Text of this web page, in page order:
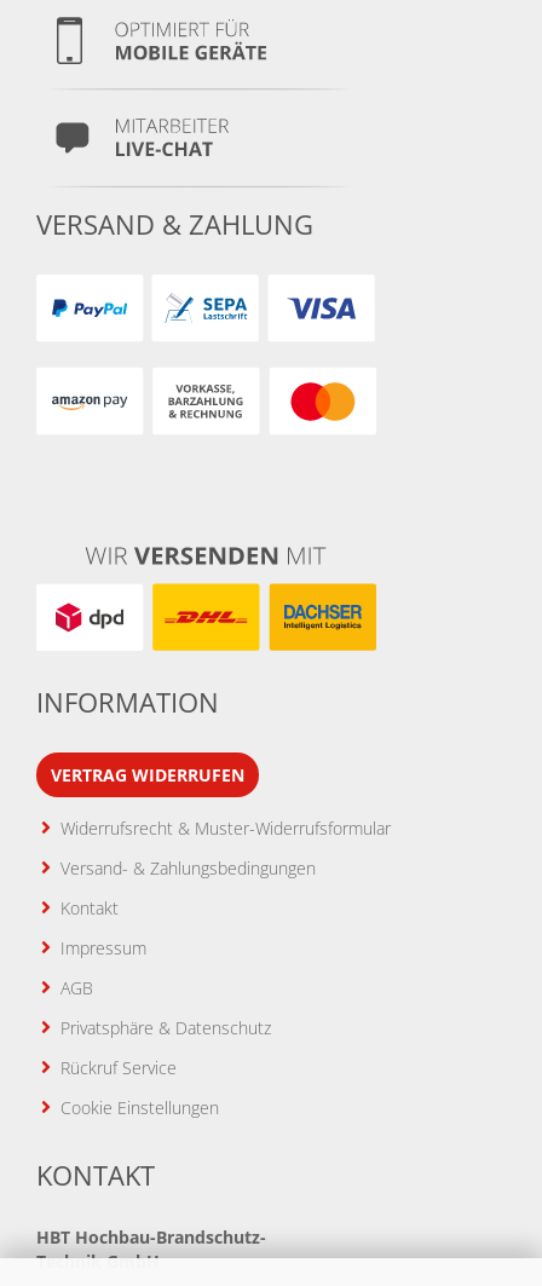
VERSAND & ZAHLUNG
INFORMATION
VERTRAG WIDERRUFEN
Widerrufsrecht & Muster-Widerrufsformular
Versand- & Zahlungsbedingungen
Kontakt
Impressum
AGB
Privatsphäre & Datenschutz
Rückruf Service
Cookie Einstellungen
KONTAKT
HBT Hochbau-Brandschutz-
Technik GmbH